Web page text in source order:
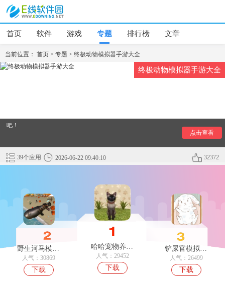
首页 软件 游戏 专题 排行榜 文章
当前位置： 首页 > 专题 > 终极动物模拟器手游大全
终极动物模拟器手游大全
终极动物模拟器手游是一种模拟动物在也外生存的游戏，玩家
在游戏中将扮演动物在各种不同的环境中求生，寻找食物、躲
吧！
点击查看
39个应用 2026-06-22 09:40:10 32372
野生河马模拟器直装游戏版
人气：30869
下载
哈哈宠物养成直装游戏版
人气：29452
下载
铲屎官模拟器手游无广告版
人气：26499
下载